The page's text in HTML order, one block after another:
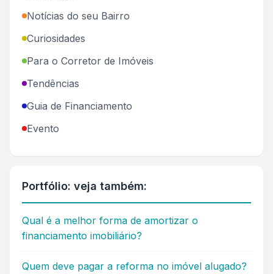
Notícias do seu Bairro
Curiosidades
Para o Corretor de Imóveis
Tendências
Guia de Financiamento
Evento
Portfólio: veja também:
Qual é a melhor forma de amortizar o
financiamento imobiliário?
Quem deve pagar a reforma no imóvel alugado?